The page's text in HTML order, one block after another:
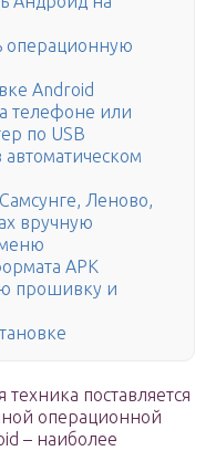
операционную
Android
телефоне или
по USB
Леново,
вручную
APK
прошивку и
поставляется
операционной
– наиболее